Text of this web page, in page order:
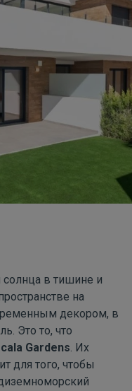
в тишине и
на
декором, в
Это то, что
Gardens. Их
для того, чтобы